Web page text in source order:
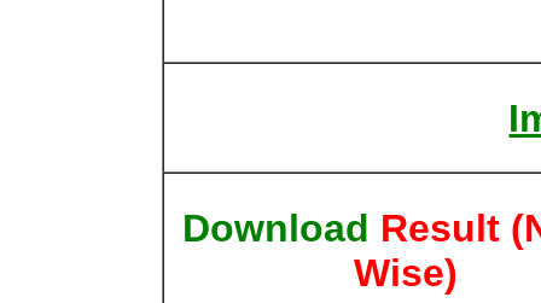
Download Result
Wise)